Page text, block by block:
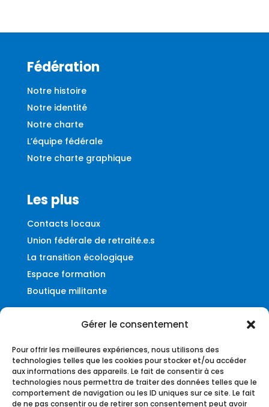
Gérer le consentement
Pour offrir les meilleures expériences, nous utilisons des
technologies telles que les cookies pour stocker et/ou accéder
aux informations des appareils. Le fait de consentir à ces
technologies nous permettra de traiter des données telles que le
comportement de navigation ou les ID uniques sur ce site. Le fait
de ne pas consentir ou de retirer son consentement peut avoir
Fédération
Notre histoire
Notre identité
Notre charte
L’équipe fédérale
Notre charte graphique
Les plus
Contacts locaux
Union fédérale de retraité.e.s
La transition écologique
Espace formation
Boutique militante
Contact
Fédération UNSA-Ferroviaire
56, rue du Faubourg Montmartre
75009 – Paris